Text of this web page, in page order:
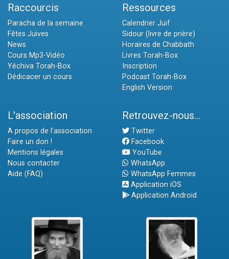
Raccourcis
Paracha de la semaine
Fêtes Juives
News
Cours Mp3-Vidéo
Yéchiva Torah-Box
Dédicacer un cours
Ressources
Calendrier Juif
Sidour (livre de prière)
Horaires de Chabbath
Livres Torah-Box
Inscription
Podcast Torah-Box
English Version
L'association
A propos de l'association
Faire un don !
Mentions légales
Nous contacter
Aide (FAQ)
Retrouvez-nous...
Twitter
Facebook
YouTube
WhatsApp
WhatsApp Femmes
Application iOS
Application Android